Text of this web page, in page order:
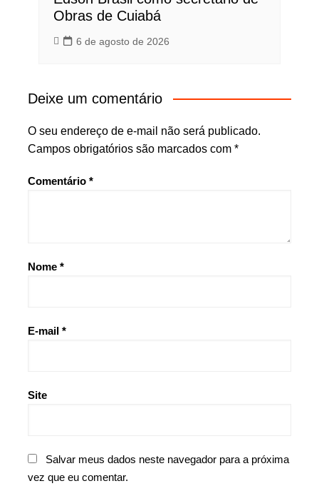
Obras de Cuiabá
6 de agosto de 2026
Deixe um comentário
O seu endereço de e-mail não será publicado.
Campos obrigatórios são marcados com *
Comentário *
Nome *
E-mail *
Site
Salvar meus dados neste navegador para a próxima
vez que eu comentar.